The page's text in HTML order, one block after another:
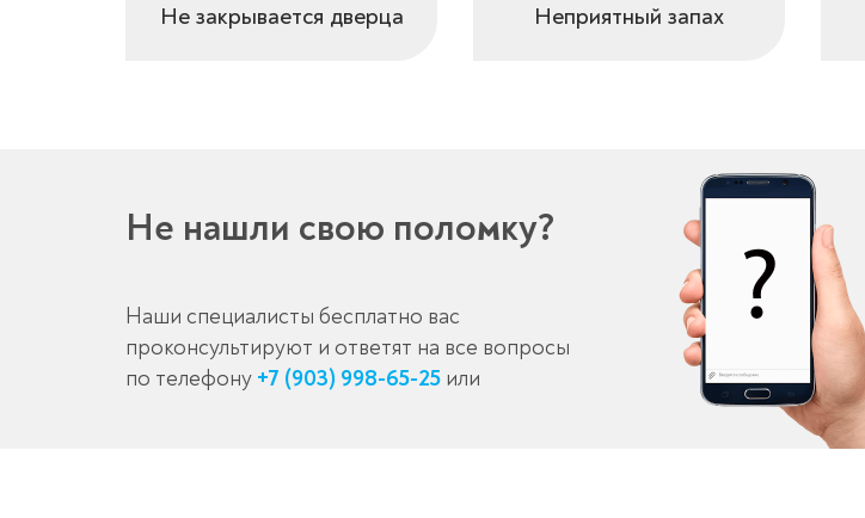
Не закрывается дверца Неприятный запах
Не нашли свою поломку?
Наши специалисты бесплатно вас
проконсультируют и ответят на все вопросы
по телефону +7 (903) 998-65-25 или